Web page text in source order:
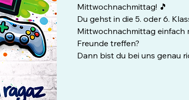
Mittwochnachmittag! 🎵
Du gehst in die 5. oder 6.
Mittwochnachmittag einfach
Freunde treffen?
Dann bist du bei uns genau